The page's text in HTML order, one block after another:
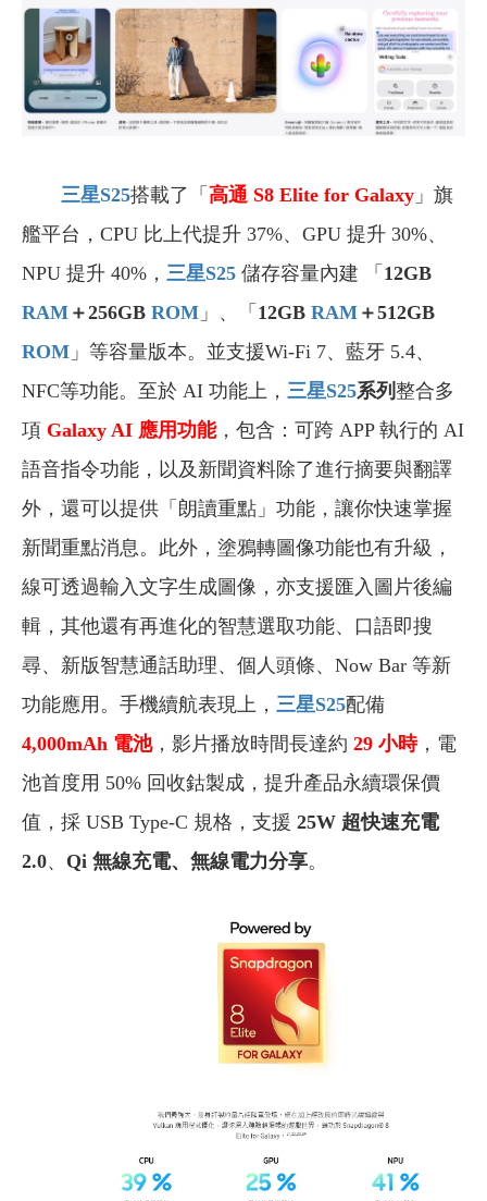
三星S25搭載了「 高通 S8 Elite for Galaxy 」旗
艦平台，CPU 比上代提升 37%、GPU 提升 30%、
NPU 提升 40%， 三星S25 儲存容量內建 「 12GB
RAM ＋256GB ROM 」、「 12GB RAM ＋512GB
ROM 」等容量版本。並支援Wi-Fi 7、藍牙 5.4、
NFC等功能。至於 AI 功能上， 三星S25系列 整合多
項 Galaxy AI 應用功能，包含：可跨 APP 執行的 AI
語音指令功能，以及新聞資料除了進行摘要與翻譯
外，還可以提供「朗讀重點」功能，讓你快速掌握
新聞重點消息。此外，塗鴉轉圖像功能也有升級，
線可透過輸入文字生成圖像，亦支援匯入圖片後編
輯，其他還有再進化的智慧選取功能、口語即搜
尋、新版智慧通話助理、個人頭條、Now Bar 等新
功能應用。手機續航表現上， 三星S25配備
4,000mAh 電池，影片播放時間長達約 29 小時，電
池首度用 50% 回收鈷製成，提升產品永續環保價
值，採 USB Type-C 規格，支援 25W 超快速充電
2.0、 Qi 無線充電、無線電力分享。